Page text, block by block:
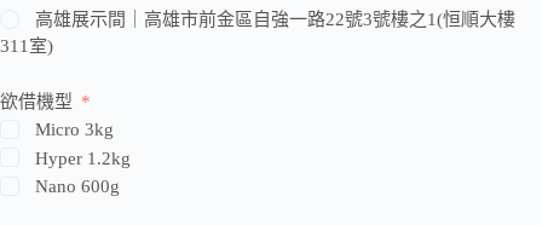
高雄展示間｜高雄市前金區自強一路22號3號樓之1(恒順大樓
311室)
欲借機型
Micro 3kg
Hyper 1.2kg
Nano 600g